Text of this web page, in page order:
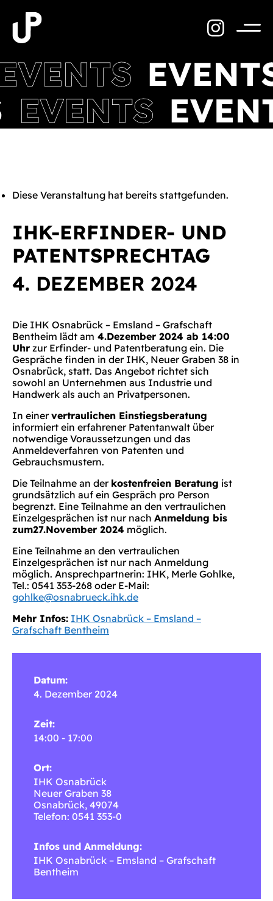
Inhalt
springen
Diese Veranstaltung hat bereits stattgefunden.
IHK-ERFINDER- UND
PATENTSPRECHTAG
4. DEZEMBER 2024
Die IHK Osnabrück – Emsland – Grafschaft
Bentheim lädt am 4.Dezember 2024 ab 14:00
Uhr zur Erfinder- und Patentberatung ein. Die
Gespräche finden in der IHK, Neuer Graben 38 in
Osnabrück, statt. Das Angebot richtet sich
sowohl an Unternehmen aus Industrie und
Handwerk als auch an Privatpersonen.
In einervertraulichen Einstiegsberatung
informiert ein erfahrener Patentanwalt über
notwendige Voraussetzungen und das
Anmeldeverfahren von Patenten und
Gebrauchsmustern.
Die Teilnahme an der kostenfreien Beratung ist
grundsätzlich auf ein Gespräch pro Person
begrenzt. Eine Teilnahme an den vertraulichen
Einzelgesprächen ist nur nach Anmeldung bis
zum27.November 2024 möglich.
Eine Teilnahme an den vertraulichen
Einzelgesprächen ist nur nach Anmeldung
möglich. Ansprechpartnerin: IHK, Merle Gohlke,
Tel.: 0541 353-268 oder E-Mail:
gohlke@osnabrueck.ihk.de
Mehr Infos: IHK Osnabrück – Emsland –
Grafschaft Bentheim
Datum:
4. Dezember 2024
Zeit:
14:00 - 17:00
Ort:
IHK Osnabrück
Neuer Graben 38
Osnabrück, 49074
Telefon: 0541 353-0
Infos und Anmeldung:
IHK Osnabrück – Emsland – Grafschaft
Bentheim